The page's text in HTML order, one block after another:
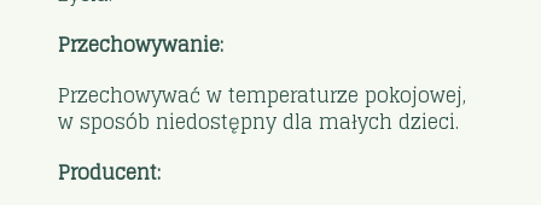
Przechowywanie:
Przechowywać w temperaturze pokojowej,
w sposób niedostępny dla małych dzieci.
Producent: